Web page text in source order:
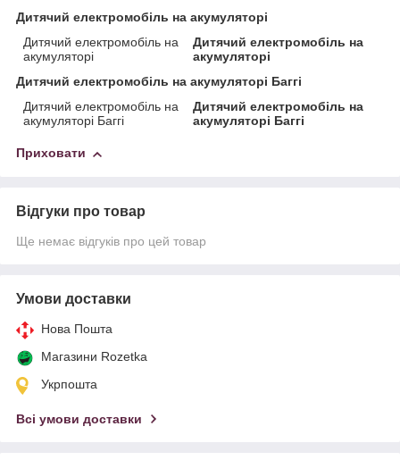
Дитячий електромобіль на акумуляторі
Дитячий електромобіль на
акумуляторі
Дитячий електромобіль на
акумуляторі
Дитячий електромобіль на акумуляторі Баггі
Дитячий електромобіль на
акумуляторі Баггі
Дитячий електромобіль на
акумуляторі Баггі
Приховати
Відгуки про товар
Ще немає відгуків про цей товар
Умови доставки
Нова Пошта
Магазини Rozetka
Укрпошта
Всі умови доставки